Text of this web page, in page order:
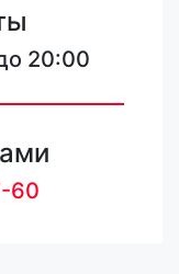
20:00
60